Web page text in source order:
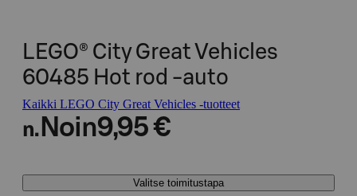
LEGO® City Great Vehicles
60485 Hot rod ‑auto
Kaikki LEGO City Great Vehicles -tuotteet
n. Noin9,95 €
Valitse toimitustapa